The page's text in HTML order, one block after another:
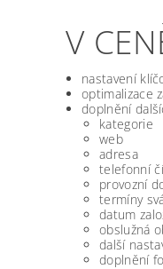
V
nastavení
optimalizace
doplnění
kategorie
web
adresa
telefonní
provozní
termíny
datum
obslužná
další
doplnění